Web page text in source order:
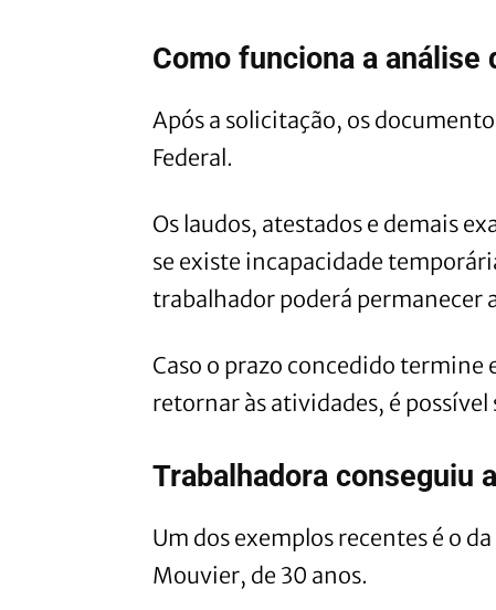
Como funciona a análise
Após a solicitação, os
Federal.
Os laudos, atestados e demais
se existe incapacidade
trabalhador poderá permanecer
Caso o prazo concedido termine
retornar às atividades, é
Trabalhadora conseguiu
Um dos exemplos recentes é o
Mouvier, de 30 anos.